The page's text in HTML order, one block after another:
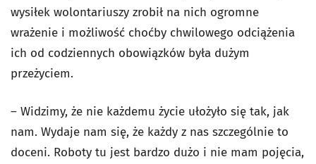
wysiłek wolontariuszy zrobił na nich ogromne
wrażenie i możliwość choćby chwilowego odciążenia
ich od codziennych obowiązków była dużym
przeżyciem.
– Widzimy, że nie każdemu życie ułożyło się tak, jak
nam. Wydaje nam się, że każdy z nas szczególnie to
doceni. Roboty tu jest bardzo dużo i nie mam pojęcia,